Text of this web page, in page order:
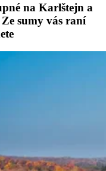
na Karlštejn a
sumy vás raní